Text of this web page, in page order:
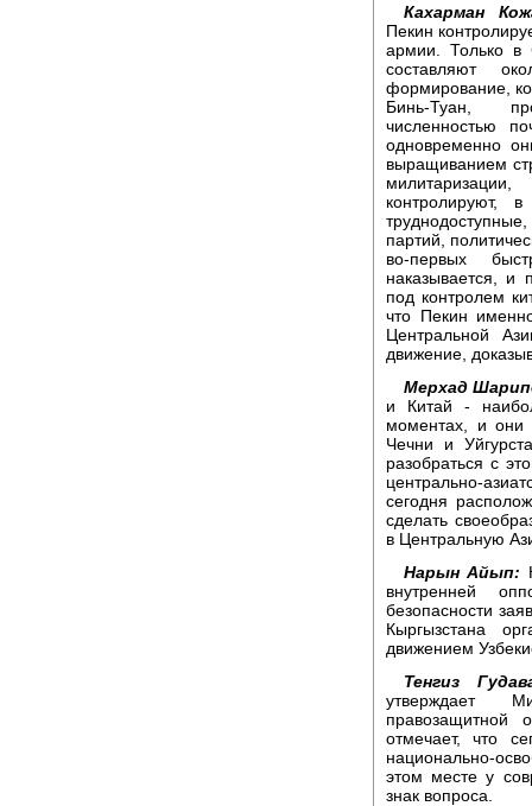
Кахарман
Пекин
армии. Только в
составляют
формирование,
Бинь-Туан,
численностью
одновременно
выращиванием
контролируют,
партий,
во-первых
наказывается, и
под контролем
что Пекин
Центральной
движение,
Мерхад
и Китай -
моментах, и они
Чечни и
разобраться с
центрально-
сегодня
сделать
в Центральную
Нарын Айып:
внутренней
безопасности
Кыргызстана
движением
Тенгиз
утверждает
правозащитной
отмечает, что
национально-
этом месте у
знак вопроса.